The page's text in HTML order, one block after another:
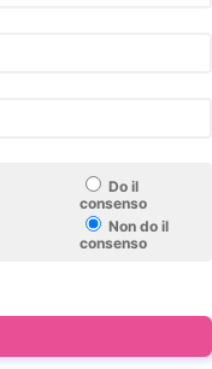
Do il
consenso
Non do il
consenso